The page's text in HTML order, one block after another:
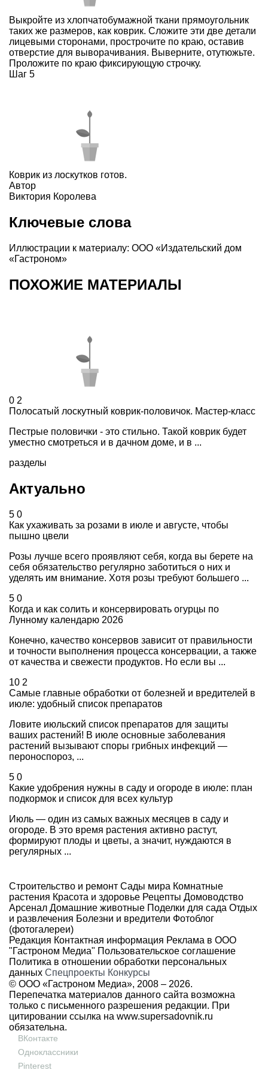
Выкройте из хлопчатобумажной ткани прямоугольник
таких же размеров, как коврик. Сложите эти две детали
лицевыми сторонами, прострочите по краю, оставив
отверстие для выворачивания. Выверните, отутюжьте.
Проложите по краю фиксирующую строчку.
Шаг 5
Коврик из лоскутков готов.
Автор
Виктория Королева
Ключевые слова
Иллюстрации к материалу: ООО «Издательский дом
«Гастроном»
ПОХОЖИЕ МАТЕРИАЛЫ
0 2
Полосатый лоскутный коврик-половичок. Мастер-класс
Пестрые половички - это стильно. Такой коврик будет
уместно смотреться и в дачном доме, и в ...
разделы
Актуально
5 0
Как ухаживать за розами в июле и августе, чтобы
пышно цвели
Розы лучше всего проявляют себя, когда вы берете на
себя обязательство регулярно заботиться о них и
уделять им внимание. Хотя розы требуют большего ...
5 0
Когда и как солить и консервировать огурцы по
Лунному календарю 2026
Конечно, качество консервов зависит от правильности
и точности выполнения процесса консервации, а также
от качества и свежести продуктов. Но если вы ...
10 2
Самые главные обработки от болезней и вредителей в
июле: удобный список препаратов
Ловите июльский список препаратов для защиты
ваших растений! В июле основные заболевания
растений вызывают споры грибных инфекций —
пероноспороз, ...
5 0
Какие удобрения нужны в саду и огороде в июле: план
подкормок и список для всех культур
Июль — один из самых важных месяцев в саду и
огороде. В это время растения активно растут,
формируют плоды и цветы, а значит, нуждаются в
регулярных ...
Строительство и ремонт Сады мира Комнатные
растения Красота и здоровье Рецепты Домоводство
Арсенал Домашние животные Поделки для сада Отдых
и развлечения Болезни и вредители Фотоблог
(фотогалереи)
Редакция Контактная информация Реклама в ООО
"Гастроном Медиа" Пользовательское соглашение
Политика в отношении обработки персональных
данных Спецпроекты Конкурсы
© ООО «Гастроном Медиа», 2008 – 2026.
Перепечатка материалов данного сайта возможна
только с письменного разрешения редакции. При
цитировании ссылка на www.supersadovnik.ru
обязательна.
ВКонтакте
Одноклассники
Pinterest